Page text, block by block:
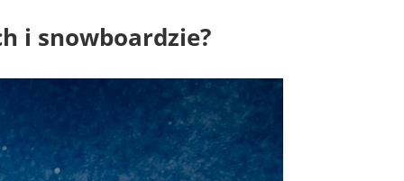
i snowboardzie?